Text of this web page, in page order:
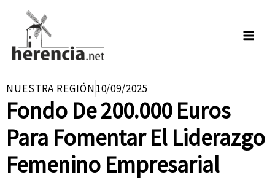
contenido
NUESTRA REGIÓN10/09/2025
Fondo De 200.000 Euros
Para Fomentar El Liderazgo
Femenino Empresarial